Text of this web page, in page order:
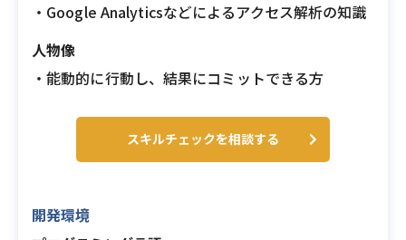
・Google Analyticsなどによるアクセス解析の知識
人物像
・能動的に行動し、結果にコミットできる方
スキルチェックを相談する
開発環境